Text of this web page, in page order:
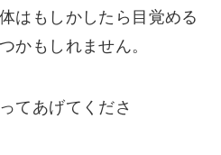
はもしかしたら目覚める
かもしれません。
てあげてくださ